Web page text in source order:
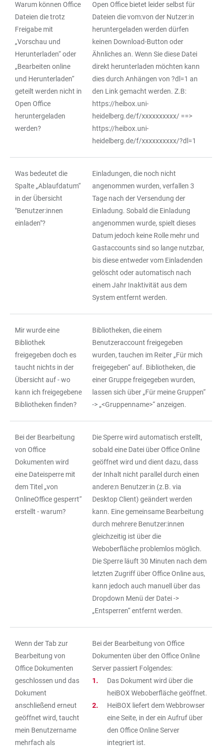
Warum können Office
Dateien die trotz
Freigabe mit
„Vorschau und
Herunterladen“ oder
„Bearbeiten online
und Herunterladen“
geteilt werden nicht in
Open Office
heruntergeladen
werden?
Open Office bietet leider selbst für
Dateien die vom:von der Nutzer:in
heruntergeladen werden dürfen
keinen Download-Button oder
Ähnliches an. Wenn Sie diese Datei
direkt herunterladen möchten kann
dies durch Anhängen von ?dl=1 an
den Link gemacht werden. Z.B:
https://heibox.uni-
heidelberg.de/f/xxxxxxxxxx/ ==>
https://heibox.uni-
heidelberg.de/f/xxxxxxxxxx/?dl=1
Was bedeutet die
Spalte „Ablaufdatum“
in der Übersicht
"Benutzer:innen
einladen"?
Einladungen, die noch nicht
angenommen wurden, verfallen 3
Tage nach der Versendung der
Einladung. Sobald die Einladung
angenommen wurde, spielt dieses
Datum jedoch keine Rolle mehr und
Gastaccounts sind so lange nutzbar,
bis diese entweder vom Einladenden
gelöscht oder automatisch nach
einem Jahr Inaktivität aus dem
System entfernt werden.
Mir wurde eine
Bibliothek
freigegeben doch es
taucht nichts in der
Übersicht auf - wo
kann ich freigegebene
Bibliotheken finden?
Bibliotheken, die einem
Benutzeraccount freigegeben
wurden, tauchen im Reiter „Für mich
freigegeben“ auf. Bibliotheken, die
einer Gruppe freigegeben wurden,
lassen sich über „Für meine Gruppen“
-> „<Gruppenname>“ anzeigen.
Bei der Bearbeitung
von Office
Dokumenten wird
eine Dateisperre mit
dem Titel „von
OnlineOffice gesperrt“
erstellt - warum?
Die Sperre wird automatisch erstellt,
sobald eine Datei über Office Online
geöffnet wird und dient dazu, dass
der Inhalt nicht parallel durch einen
andere:n Benutzer:in (z.B. via
Desktop Client) geändert werden
kann. Eine gemeinsame Bearbeitung
durch mehrere Benutzer:innen
gleichzeitig ist über die
Weboberfläche problemlos möglich.
Die Sperre läuft 30 Minuten nach dem
letzten Zugriff über Office Online aus,
kann jedoch auch manuell über das
Dropdown Menü der Datei ->
„Entsperren“ entfernt werden.
Wenn der Tab zur
Bearbeitung von
Office Dokumenten
geschlossen und das
Dokument
anschließend erneut
geöffnet wird, taucht
mein Benutzername
mehrfach als
Bei der Bearbeitung von Office
Dokumenten über den Office Online
Server passiert Folgendes:
Das Dokument wird über die
heiBOX Weboberfläche geöffnet.
HeiBOX liefert dem Webbrowser
eine Seite, in der ein Aufruf über
den Office Online Server
integriert ist.